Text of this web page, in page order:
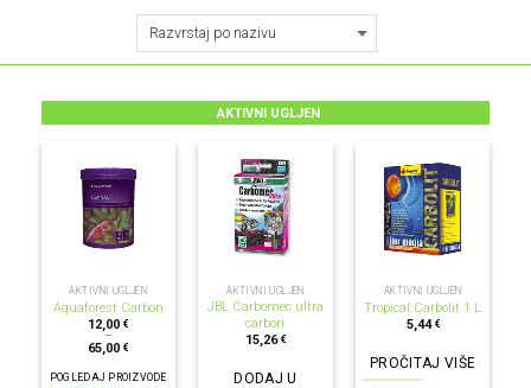
AKTIVNI UGLJEN
AKTIVNI UGLJEN
Aquaforest Carbon
12,00€
–
65,00€
POGLEDAJ PROIZVODE
AKTIVNI UGLJEN
JBL Carbomec ultra
carbon
15,26 €
DODAJ U
NEMA NA ZALIHI
AKTIVNI UGLJEN
Tropical Carbolit 1 L
5,44 €
PROČITAJ VIŠE